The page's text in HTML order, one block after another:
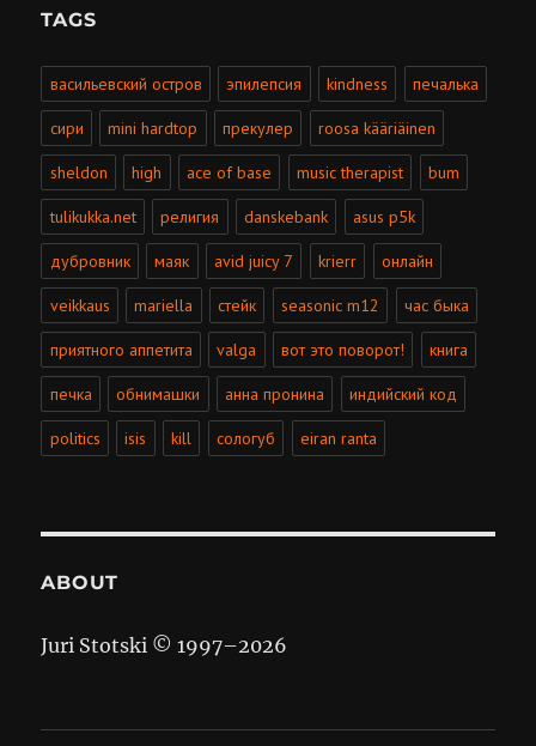
TAGS
васильевский остров эпилепсия kindness печалька
сири mini hardtop прекулер roosa kääriäinen
sheldon high ace of base music therapist bum
tulikukka.net религия danskebank asus p5k
дубровник маяк avid juicy 7 krierr онлайн
veikkaus mariella стейк seasonic m12 час быка
приятного аппетита valga вот это поворот! книга
печка обнимашки анна пронина индийский код
politics isis kill сологуб eiran ranta
ABOUT
Juri Stotski © 1997–2026